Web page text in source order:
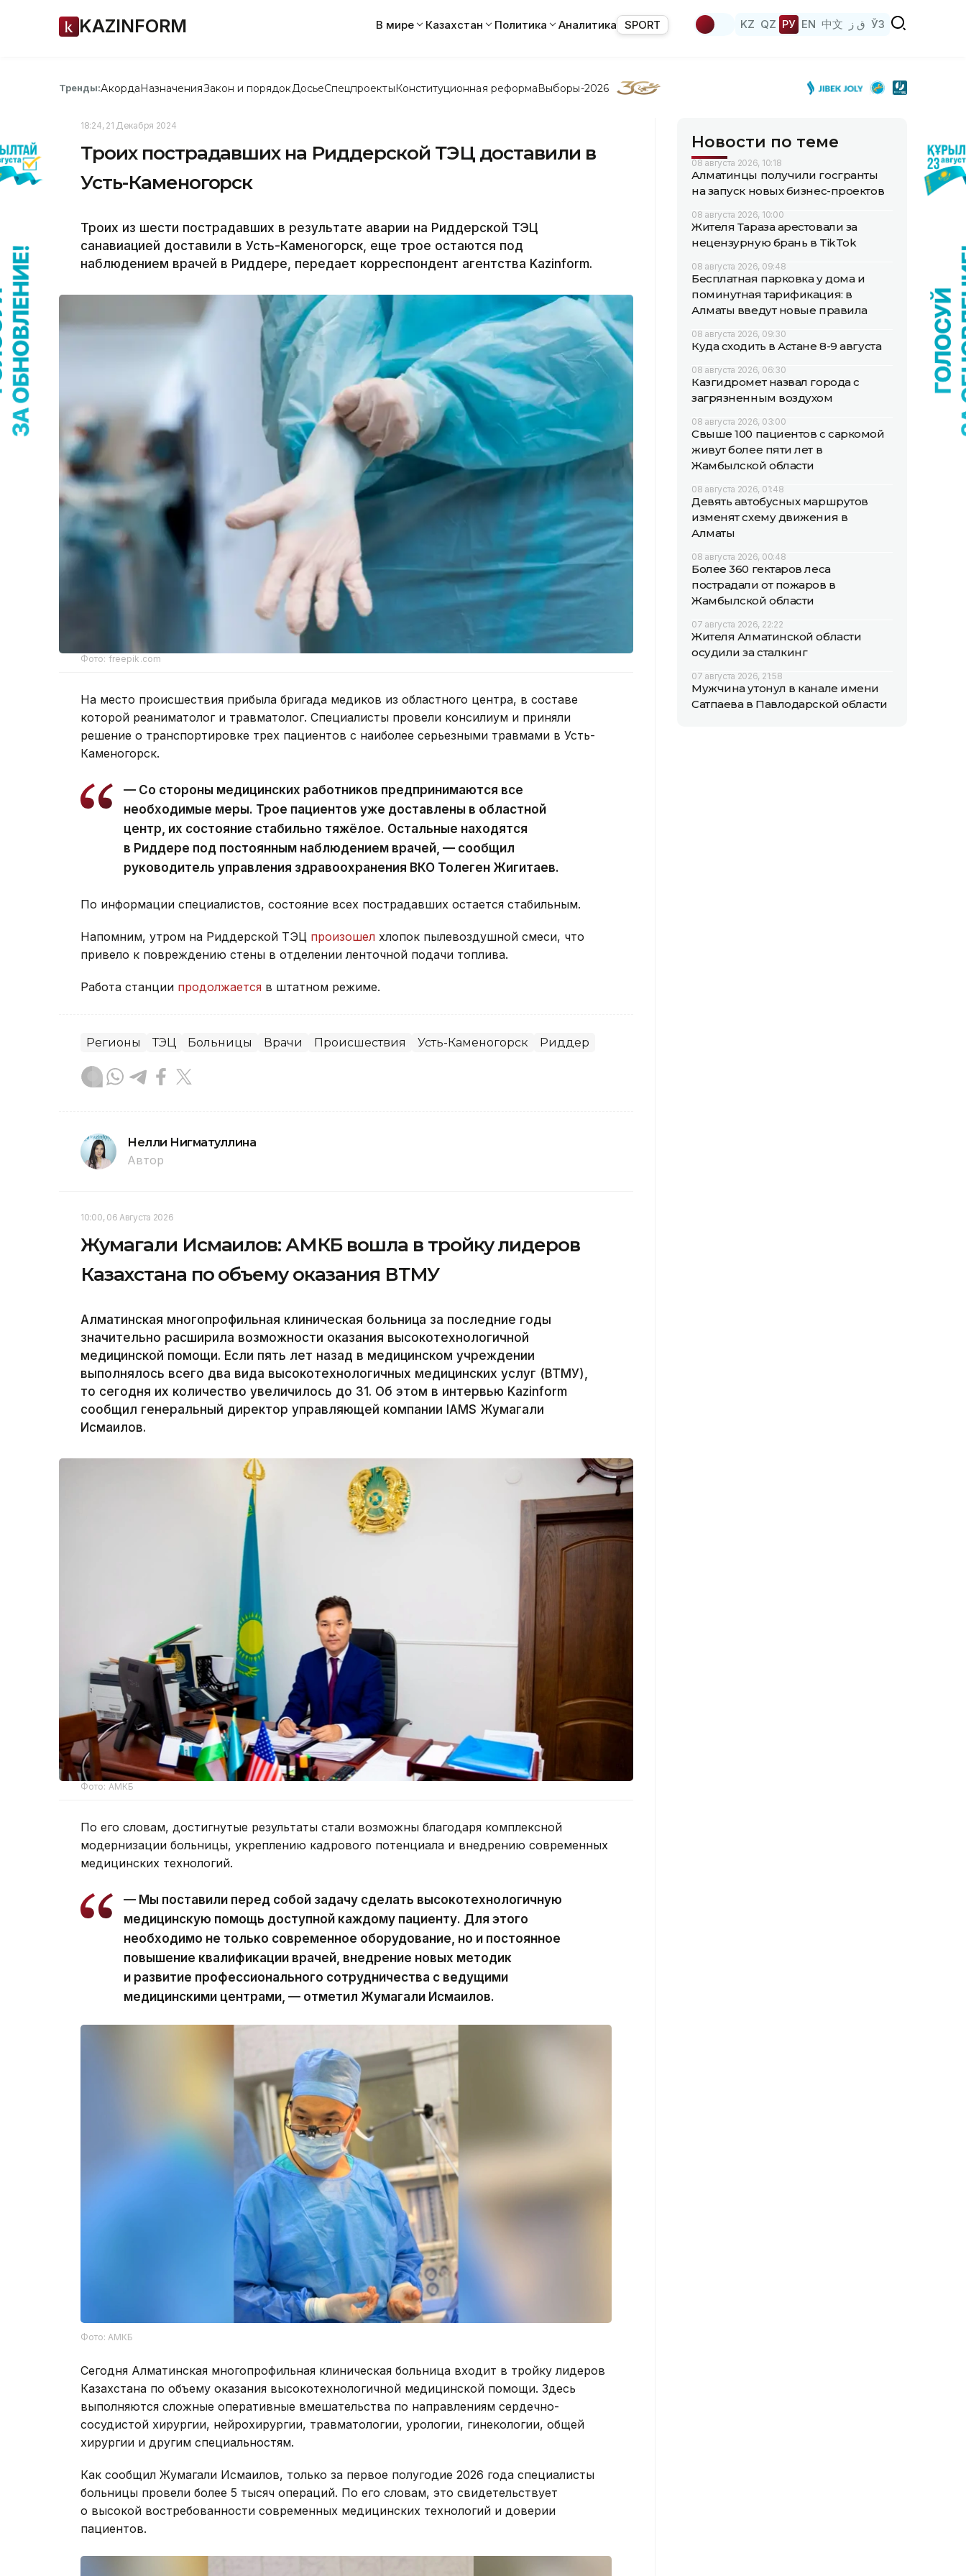
KAZINFORM В мире Казахстан Политика Аналитика SPORT KZ QZ РУ EN 中文 ق ز ЎЗ
Тренды:АкордаНазначенияЗакон и порядок ДосьеСпецпроектыКонституционная реформаВыборы-2026
18:24, 21 Декабря 2024
Троих пострадавших на Риддерской ТЭЦ доставили в
Усть-Каменогорск
Троих из шести пострадавших в результате аварии на Риддерской ТЭЦ
санавиацией доставили в Усть-Каменогорск, еще трое остаются под
наблюдением врачей в Риддере, передает корреспондент агентства Kazinform.
Фото: freepik.com
На место происшествия прибыла бригада медиков из областного центра, в составе
которой реаниматолог и травматолог. Специалисты провели консилиум и приняли
решение о транспортировке трех пациентов с наиболее серьезными травмами в Усть-
Каменогорск.
— Со стороны медицинских работников предпринимаются все
необходимые меры. Трое пациентов уже доставлены в областной
центр, их состояние стабильно тяжёлое. Остальные находятся
в Риддере под постоянным наблюдением врачей, — сообщил
руководитель управления здравоохранения ВКО Толеген Жигитаев.
По информации специалистов, состояние всех пострадавших остается стабильным.
Напомним, утром на Риддерской ТЭЦ произошел хлопок пылевоздушной смеси, что
привело к повреждению стены в отделении ленточной подачи топлива.
Работа станции продолжается в штатном режиме.
Регионы ТЭЦ Больницы Врачи Происшествия Усть-Каменогорск Риддер
Нелли Нигматуллина
Автор
10:00, 06 Августа 2026
Жумагали Исмаилов: АМКБ вошла в тройку лидеров
Казахстана по объему оказания ВТМУ
Алматинская многопрофильная клиническая больница за последние годы
значительно расширила возможности оказания высокотехнологичной
медицинской помощи. Если пять лет назад в медицинском учреждении
выполнялось всего два вида высокотехнологичных медицинских услуг (ВТМУ),
то сегодня их количество увеличилось до 31. Об этом в интервью Kazinform
сообщил генеральный директор управляющей компании IAMS Жумагали
Исмаилов.
Фото: АМКБ
По его словам, достигнутые результаты стали возможны благодаря комплексной
модернизации больницы, укреплению кадрового потенциала и внедрению современных
медицинских технологий.
— Мы поставили перед собой задачу сделать высокотехнологичную
медицинскую помощь доступной каждому пациенту. Для этого
необходимо не только современное оборудование, но и постоянное
повышение квалификации врачей, внедрение новых методик
и развитие профессионального сотрудничества с ведущими
медицинскими центрами, — отметил Жумагали Исмаилов.
Фото: АМКБ
Сегодня Алматинская многопрофильная клиническая больница входит в тройку лидеров
Казахстана по объему оказания высокотехнологичной медицинской помощи. Здесь
выполняются сложные оперативные вмешательства по направлениям сердечно-
сосудистой хирургии, нейрохирургии, травматологии, урологии, гинекологии, общей
хирургии и другим специальностям.
Как сообщил Жумагали Исмаилов, только за первое полугодие 2026 года специалисты
больницы провели более 5 тысяч операций. По его словам, это свидетельствует
о высокой востребованности современных медицинских технологий и доверии
пациентов.
Новости по теме
08 августа 2026, 10:18
Алматинцы получили госгранты
на запуск новых бизнес-проектов
08 августа 2026, 10:00
Жителя Тараза арестовали за
нецензурную брань в TikTok
08 августа 2026, 09:48
Бесплатная парковка у дома и
поминутная тарификация: в
Алматы введут новые правила
08 августа 2026, 09:30
Куда сходить в Астане 8-9 августа
08 августа 2026, 06:30
Казгидромет назвал города с
загрязненным воздухом
08 августа 2026, 03:00
Свыше 100 пациентов с саркомой
живут более пяти лет в
Жамбылской области
08 августа 2026, 01:48
Девять автобусных маршрутов
изменят схему движения в
Алматы
08 августа 2026, 00:48
Более 360 гектаров леса
пострадали от пожаров в
Жамбылской области
07 августа 2026, 22:22
Жителя Алматинской области
осудили за сталкинг
07 августа 2026, 21:58
Мужчина утонул в канале имени
Сатпаева в Павлодарской области